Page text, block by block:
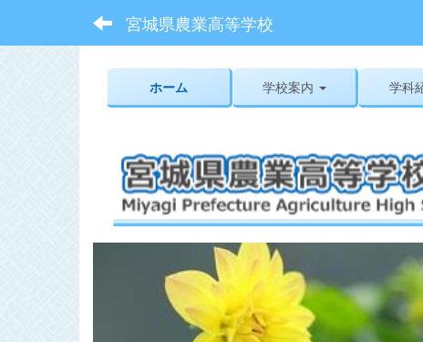
宮城県農業高等学校
ホーム 学校案内 学科
r
e